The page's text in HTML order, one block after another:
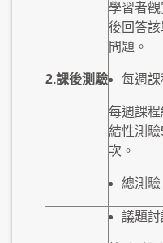
2.課後測驗
學習者觀
後回答該
問題。
每週課
每週課
結性測
次。
總測
議題討